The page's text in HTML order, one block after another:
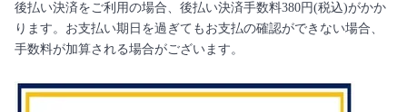
後払い決済をご利用の場合、後払い決済手数料380円(税込)がかか
ります。お支払い期日を過ぎてもお支払の確認ができない場合、
手数料が加算される場合がございます。